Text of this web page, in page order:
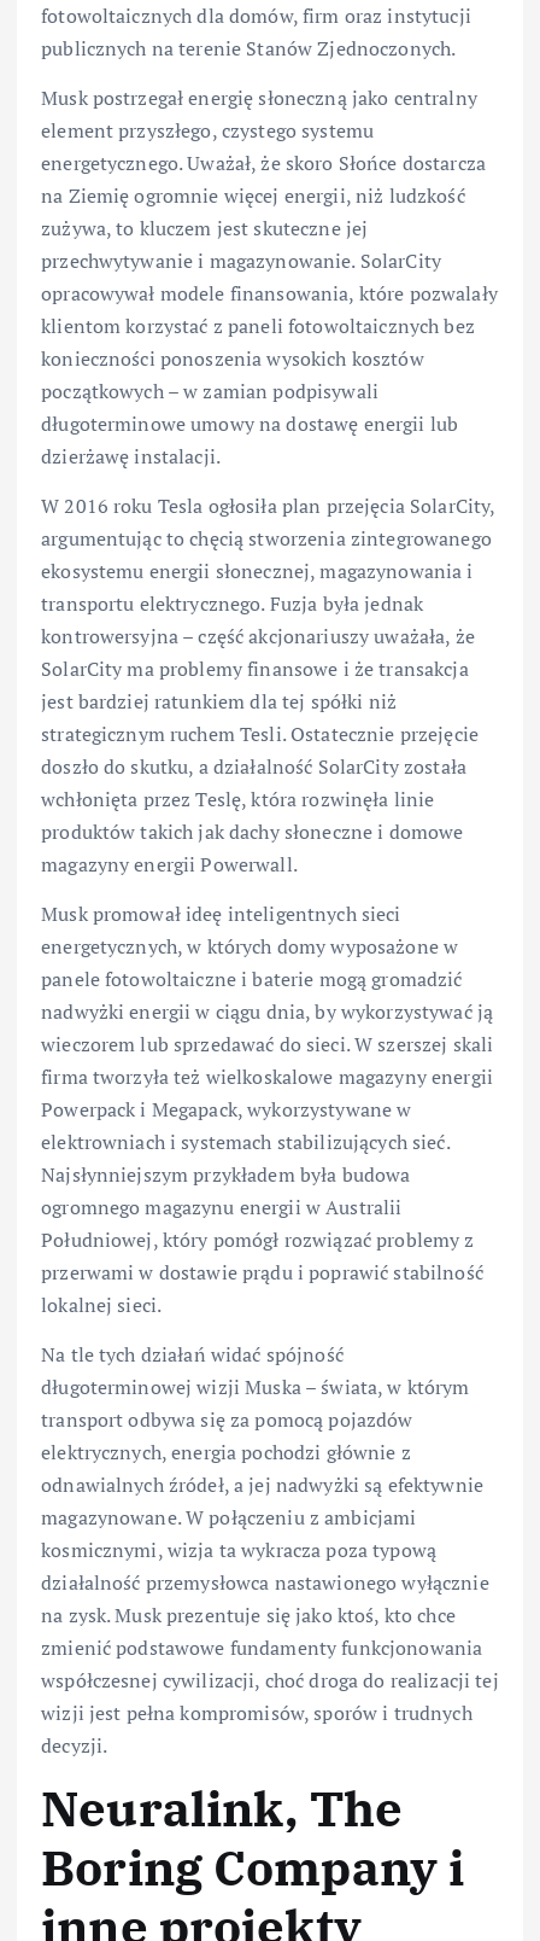
fotowoltaicznych dla domów, firm oraz instytucji
publicznych na terenie Stanów Zjednoczonych.
Musk postrzegał energię słoneczną jako centralny
element przyszłego, czystego systemu
energetycznego. Uważał, że skoro Słońce dostarcza
na Ziemię ogromnie więcej energii, niż ludzkość
zużywa, to kluczem jest skuteczne jej
przechwytywanie i magazynowanie. SolarCity
opracowywał modele finansowania, które pozwalały
klientom korzystać z paneli fotowoltaicznych bez
konieczności ponoszenia wysokich kosztów
początkowych – w zamian podpisywali
długoterminowe umowy na dostawę energii lub
dzierżawę instalacji.
W 2016 roku Tesla ogłosiła plan przejęcia SolarCity,
argumentując to chęcią stworzenia zintegrowanego
ekosystemu energii słonecznej, magazynowania i
transportu elektrycznego. Fuzja była jednak
kontrowersyjna – część akcjonariuszy uważała, że
SolarCity ma problemy finansowe i że transakcja
jest bardziej ratunkiem dla tej spółki niż
strategicznym ruchem Tesli. Ostatecznie przejęcie
doszło do skutku, a działalność SolarCity została
wchłonięta przez Teslę, która rozwinęła linie
produktów takich jak dachy słoneczne i domowe
magazyny energii Powerwall.
Musk promował ideę inteligentnych sieci
energetycznych, w których domy wyposażone w
panele fotowoltaiczne i baterie mogą gromadzić
nadwyżki energii w ciągu dnia, by wykorzystywać ją
wieczorem lub sprzedawać do sieci. W szerszej skali
firma tworzyła też wielkoskalowe magazyny energii
Powerpack i Megapack, wykorzystywane w
elektrowniach i systemach stabilizujących sieć.
Najsłynniejszym przykładem była budowa
ogromnego magazynu energii w Australii
Południowej, który pomógł rozwiązać problemy z
przerwami w dostawie prądu i poprawić stabilność
lokalnej sieci.
Na tle tych działań widać spójność
długoterminowej wizji Muska – świata, w którym
transport odbywa się za pomocą pojazdów
elektrycznych, energia pochodzi głównie z
odnawialnych źródeł, a jej nadwyżki są efektywnie
magazynowane. W połączeniu z ambicjami
kosmicznymi, wizja ta wykracza poza typową
działalność przemysłowca nastawionego wyłącznie
na zysk. Musk prezentuje się jako ktoś, kto chce
zmienić podstawowe fundamenty funkcjonowania
współczesnej cywilizacji, choć droga do realizacji tej
wizji jest pełna kompromisów, sporów i trudnych
decyzji.
Neuralink, The
Boring Company i
inne projekty